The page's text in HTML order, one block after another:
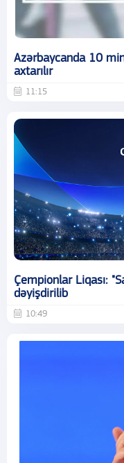
Azərbaycanda 10
axtarılır
11:15
Çempionlar Liqası:
dəyişdirilib
10:49